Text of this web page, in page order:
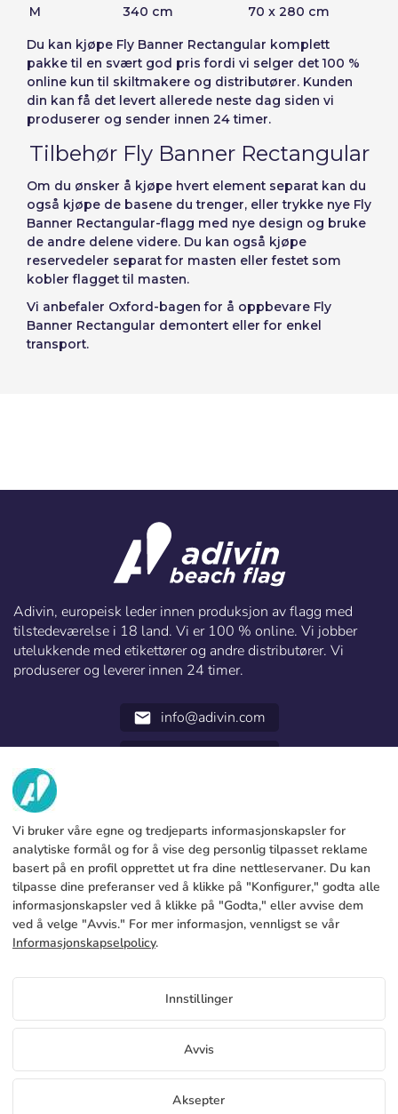
M
340 cm 70 x 280 cm
Du kan kjøpe Fly Banner Rectangular komplett
pakketil en svært god pris fordi vi selger det 100 %
online kun til skiltmakere og distributører. Kunden
din kan få det levert allerede neste dag siden vi
produserer og sender innen 24 timer.
Tilbehør Fly Banner Rectangular
Om du ønsker å kjøpe hvert element separat kan du
også kjøpe de basene du trenger, eller trykke nye Fly
Banner Rectangular-flagg med nye design og bruke
de andre delene videre. Du kan også kjøpe
reservedeler separat for masten eller festet som
kobler flagget til masten.
Vi anbefaler Oxford-bagen for å oppbevare Fly
Banner Rectangular demontert eller for enkel
transport.
Adivin, europeisk leder innen produksjon av flagg med
tilstedeværelse i 18 land. Vi er 100 % online. Vi jobber
utelukkende med etikettører og andre distributører. Vi
produserer og leverer innen 24 timer.
email info@adivin.com
OM OSS
Fabrikk
Kontakt oss
Blog
TJENESTER
Betalingsmetoder
Produksjon og levering
FAQs
JURIDISK INFORMASJON
Juridisk merknad
Generelle vilkår og betingelser
Retningslinjer for informasjonskapsler
Personvernregler
NO
C/ Generación 46-48 P.I. La Huertecilla 29196 Málaga Spania | S.A CIF
Vi bruker våre egne og tredjeparts informasjonskapsler for
analytiske formål og for å vise deg personlig tilpasset reklame
basert på en profil opprettet ut fra dine nettleservaner. Du kan
tilpasse dine preferanser ved å klikke på "Konfigurer," godta alle
informasjonskapsler ved å klikke på "Godta," eller avvise dem
ved å velge "Avvis." For mer informasjon, vennligst se vår
Informasjonskapselpolicy.
Innstillinger
Avvis
Aksepter